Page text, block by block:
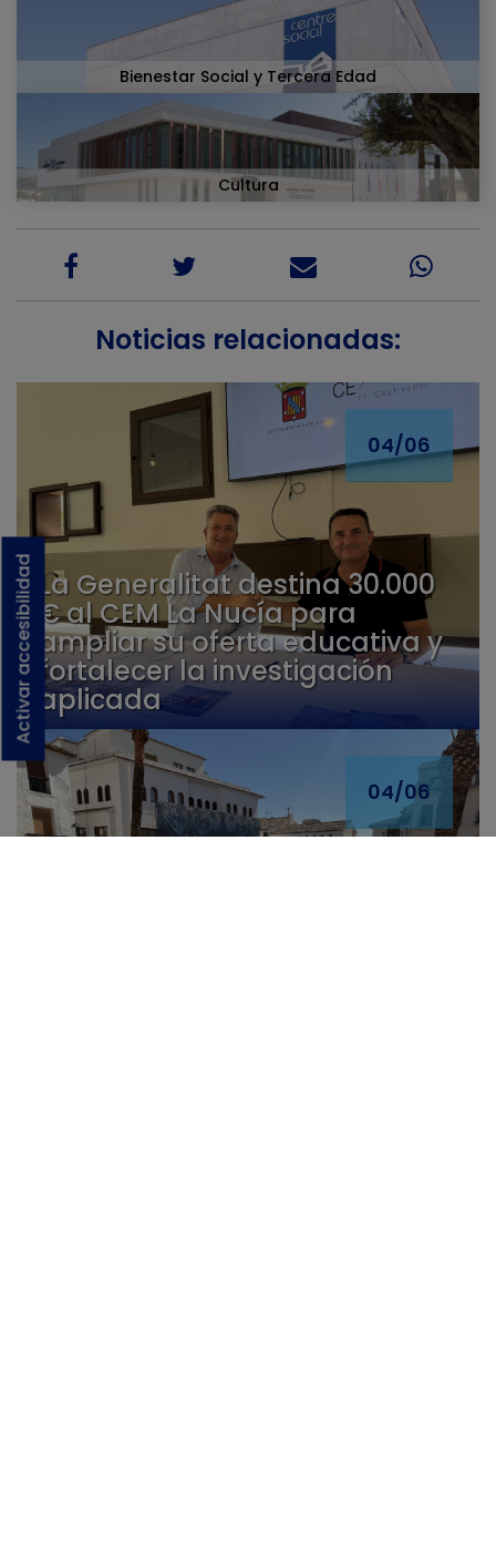
Activar accesibilidad
Bienestar Social y Tercera Edad
Cultura
Noticias relacionadas:
La Generalitat destina 30.000
€ al CEM La Nucía para
ampliar su oferta educativa y
fortalecer la investigación
aplicada
04/06
04/06